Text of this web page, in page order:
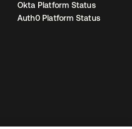
Okta Platform Status
Auth0 Platform Status